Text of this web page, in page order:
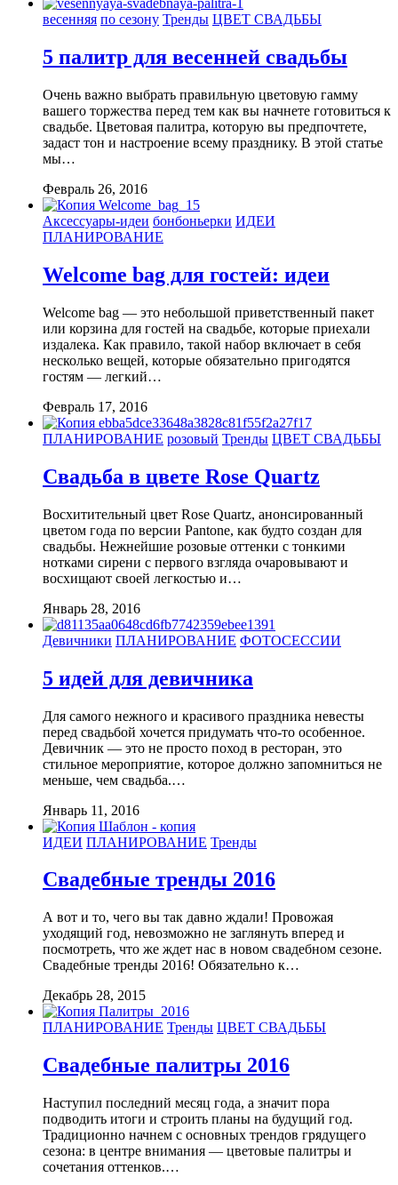
весенняя по сезону Тренды ЦВЕТ СВАДЬБЫ
5 палитр для весенней свадьбы
Очень важно выбрать правильную цветовую гамму
вашего торжества перед тем как вы начнете готовиться к
свадьбе. Цветовая палитра, которую вы предпочтете,
задаст тон и настроение всему празднику. В этой статье
мы…
Февраль 26, 2016
Аксессуары-идеи бонбоньерки ИДЕИ
ПЛАНИРОВАНИЕ
Welcome bag для гостей: идеи
Welcome bag — это небольшой приветственный пакет
или корзина для гостей на свадьбе, которые приехали
издалека. Как правило, такой набор включает в себя
несколько вещей, которые обязательно пригодятся
гостям — легкий…
Февраль 17, 2016
ПЛАНИРОВАНИЕ розовый Тренды ЦВЕТ СВАДЬБЫ
Свадьба в цвете Rose Quartz
Восхитительный цвет Rose Quartz, анонсированный
цветом года по версии Pantone, как будто создан для
свадьбы. Нежнейшие розовые оттенки с тонкими
нотками сирени с первого взгляда очаровывают и
восхищают своей легкостью и…
Январь 28, 2016
Девичники ПЛАНИРОВАНИЕ ФОТОСЕССИИ
5 идей для девичника
Для самого нежного и красивого праздника невесты
перед свадьбой хочется придумать что-то особенное.
Девичник — это не просто поход в ресторан, это
стильное мероприятие, которое должно запомниться не
меньше, чем свадьба.…
Январь 11, 2016
ИДЕИ ПЛАНИРОВАНИЕ Тренды
Свадебные тренды 2016
А вот и то, чего вы так давно ждали! Провожая
уходящий год, невозможно не заглянуть вперед и
посмотреть, что же ждет нас в новом свадебном сезоне.
Свадебные тренды 2016! Обязательно к…
Декабрь 28, 2015
ПЛАНИРОВАНИЕ Тренды ЦВЕТ СВАДЬБЫ
Свадебные палитры 2016
Наступил последний месяц года, а значит пора
подводить итоги и строить планы на будущий год.
Традиционно начнем с основных трендов грядущего
сезона: в центре внимания — цветовые палитры и
сочетания оттенков.…